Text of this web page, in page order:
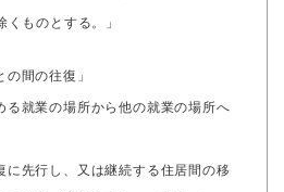
ものとする。」
間の往復」
る就業の場所から他の就業の場所へ
に先行し、又は継続する住居間の移